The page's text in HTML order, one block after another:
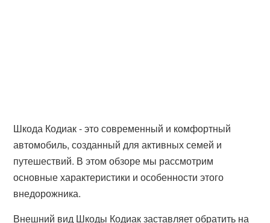
Шкода Кодиак - это современный и комфортный
автомобиль, созданный для активных семей и
путешествий. В этом обзоре мы рассмотрим
основные характеристики и особенности этого
внедорожника.
Внешний вид Шкоды Кодиак заставляет обратить на